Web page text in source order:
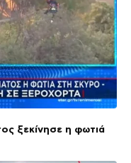
ξεκίνησε η φωτιά